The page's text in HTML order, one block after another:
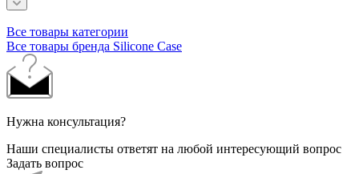
Все товары категории
Все товары бренда Silicone Case
Нужна консультация?
Наши специалисты ответят на любой интересующий вопрос
Задать вопрос